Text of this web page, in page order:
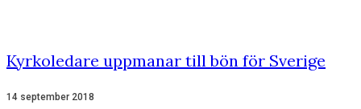
Kyrkoledare uppmanar till bön för Sverige
14 september 2018